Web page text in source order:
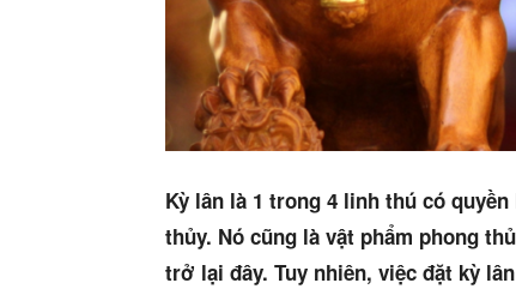
Kỳ lân là 1 trong 4 linh thú có
thủy. Nó cũng là vật phẩm phong
trở lại đây. Tuy nhiên, việc đặt kỳ